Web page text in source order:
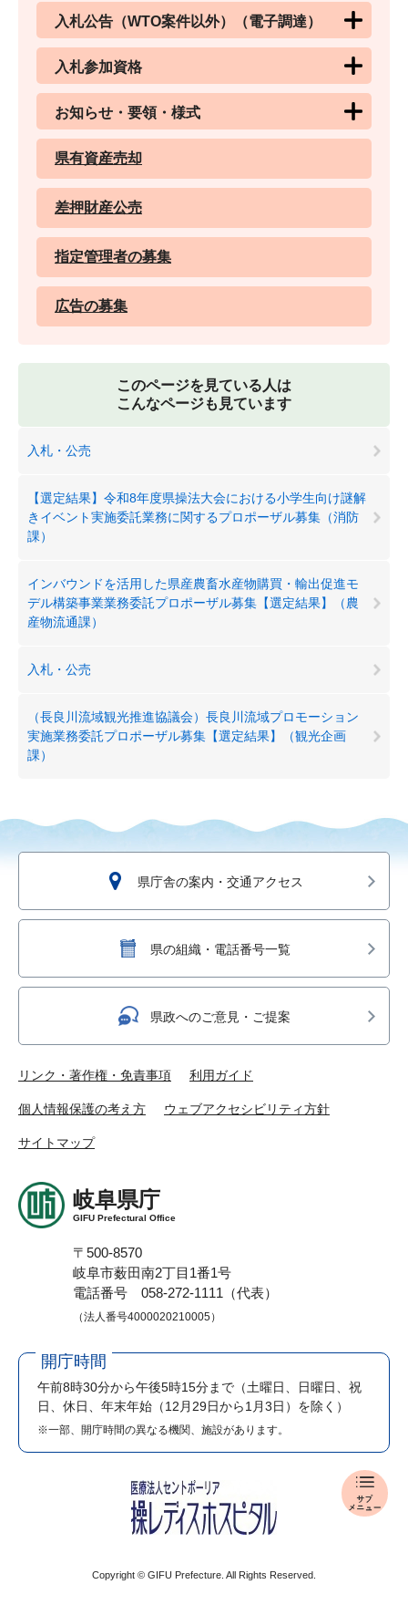
入
札
入札公告（WTO案件以外）（電子調達）
入札参加資格
お知らせ・要領・様式
県有資産売却
差押財産公売
指定管理者の募集
広告の募集
このページを見ている人は
こんなページも見ています
入札・公売
【選定結果】令和8年度県操法大会における小学生向け謎解
きイベント実施委託業務に関するプロポーザル募集（消防
課）
インバウンドを活用した県産農畜水産物購買・輸出促進モ
デル構築事業業務委託プロポーザル募集【選定結果】（農
産物流通課）
入札・公売
（長良川流域観光推進協議会）長良川流域プロモーション
実施業務委託プロポーザル募集【選定結果】（観光企画
課）
県庁舎の案内・交通アクセス
県の組織・電話番号一覧
県政へのご意見・ご提案
リンク・著作権・免責事項 利用ガイド
個人情報保護の考え方 ウェブアクセシビリティ方針
サイトマップ
岐阜県庁
GIFU Prefectural Office
〒500-8570
岐阜市薮田南2丁目1番1号
電話番号 058-272-1111（代表）
（法人番号4000020210005）
開庁時間
午前8時30分から午後5時15分まで （土曜日、日曜日、祝
日、休日、年末年始（12月29日から1月3日）を除く）
※一部、開庁時間の異なる機関、施設があります。
Copyright © GIFU Prefecture. All Rights Reserved.